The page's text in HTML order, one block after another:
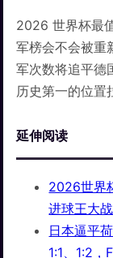
2026 世界杯最
军榜会不会被重
军次数将追平德
历史第一的位置
延伸阅读
2026世界
进球王大
日本逼平
1:1、1:2，